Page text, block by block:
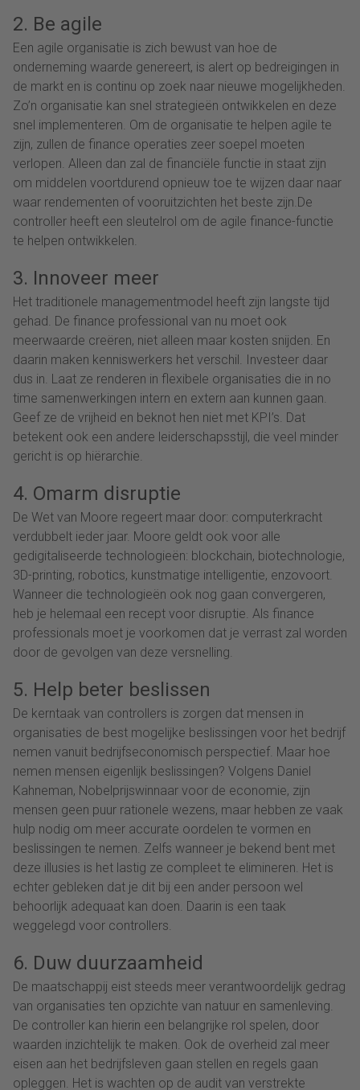
2. Be agile
Een agile organisatie is zich bewust van hoe de
onderneming waarde genereert, is alert op bedreigingen in
de markt en is continu op zoek naar nieuwe mogelijkheden.
Zo’n organisatie kan snel strategieën ontwikkelen en deze
snel implementeren. Om de organisatie te helpen agile te
zijn, zullen de finance operaties zeer soepel moeten
verlopen. Alleen dan zal de financiële functie in staat zijn
om middelen voortdurend opnieuw toe te wijzen daar naar
waar rendementen of vooruitzichten het beste zijn.De
controller heeft een sleutelrol om de agile finance-functie
te helpen ontwikkelen.
3. Innoveer meer
Het traditionele managementmodel heeft zijn langste tijd
gehad. De finance professional van nu moet ook
meerwaarde creëren, niet alleen maar kosten snijden. En
daarin maken kenniswerkers het verschil. Investeer daar
dus in. Laat ze renderen in flexibele organisaties die in no
time samenwerkingen intern en extern aan kunnen gaan.
Geef ze de vrijheid en beknot hen niet met KPI’s. Dat
betekent ook een andere leiderschapsstijl, die veel minder
gericht is op hiërarchie.
4. Omarm disruptie
De Wet van Moore regeert maar door: computerkracht
verdubbelt ieder jaar. Moore geldt ook voor alle
gedigitaliseerde technologieën: blockchain, biotechnologie,
3D-printing, robotics, kunstmatige intelligentie, enzovoort.
Wanneer die technologieën ook nog gaan convergeren,
heb je helemaal een recept voor disruptie. Als finance
professionals moet je voorkomen dat je verrast zal worden
door de gevolgen van deze versnelling.
5. Help beter beslissen
De kerntaak van controllers is zorgen dat mensen in
organisaties de best mogelijke beslissingen voor het bedrijf
nemen vanuit bedrijfseconomisch perspectief. Maar hoe
nemen mensen eigenlijk beslissingen? Volgens Daniel
Kahneman, Nobelprijswinnaar voor de economie, zijn
mensen geen puur rationele wezens, maar hebben ze vaak
hulp nodig om meer accurate oordelen te vormen en
beslissingen te nemen. Zelfs wanneer je bekend bent met
deze illusies is het lastig ze compleet te elimineren. Het is
echter gebleken dat je dit bij een ander persoon wel
behoorlijk adequaat kan doen. Daarin is een taak
weggelegd voor controllers.
6. Duw duurzaamheid
De maatschappij eist steeds meer verantwoordelijk gedrag
van organisaties ten opzichte van natuur en samenleving.
De controller kan hierin een belangrijke rol spelen, door
waarden inzichtelijk te maken. Ook de overheid zal meer
eisen aan het bedrijfsleven gaan stellen en regels gaan
opleggen. Het is wachten op de audit van verstrekte